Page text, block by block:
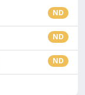
ND
ND
ND